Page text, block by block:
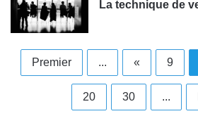
La technique de
Premier ... « 9
20 30 ...